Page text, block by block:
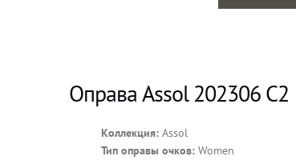
Оправа Assol 202306 С2
Коллекция: Assol
Тип оправы очков: Women